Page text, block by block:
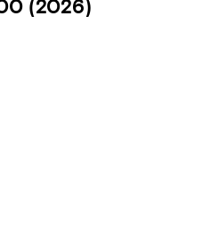
(2026)